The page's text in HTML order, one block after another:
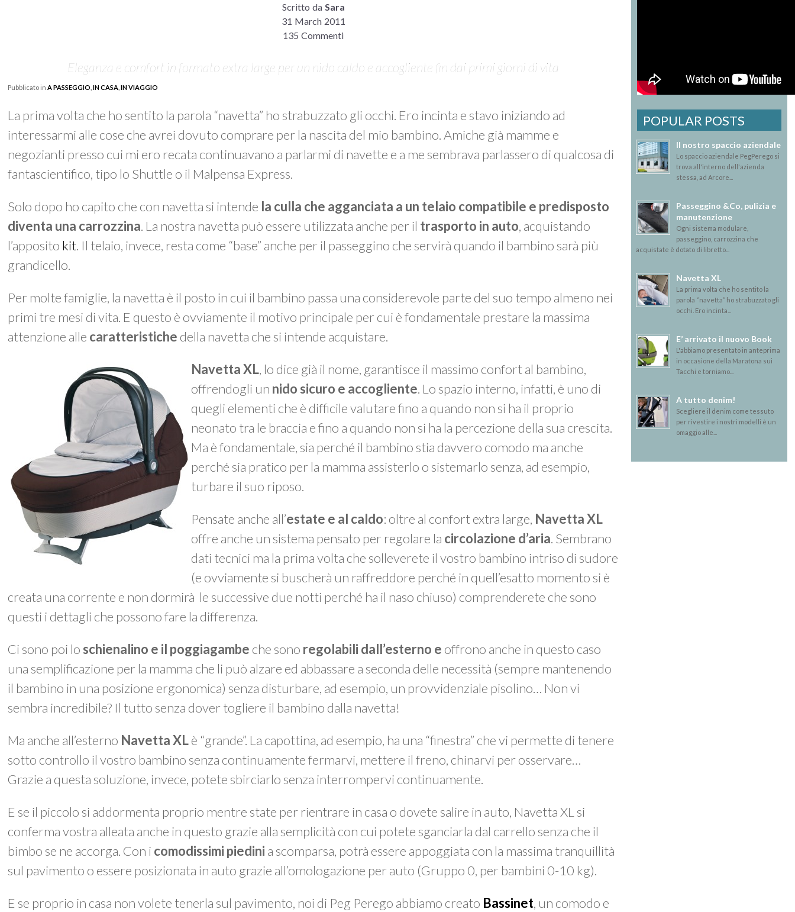
Scritto da Sara
31 March 2011
135 Commenti
Eleganza e comfort in formato extra large per un nido caldo e accogliente fin dai primi giorni di vita
Pubblicato inA PASSEGGIO ,IN CASA ,IN VIAGGIO
La prima volta che ho sentito la parola “navetta” ho strabuzzato gli occhi. Ero incinta e stavo iniziando ad
interessarmi alle cose che avrei dovuto comprare per la nascita del mio bambino. Amiche già mamme e
negozianti presso cui mi ero recata continuavano a parlarmi di navette e a me sembrava parlassero di qualcosa di
fantascientifico, tipo lo Shuttle o il Malpensa Express.
Solo dopo ho capito che con navetta si intende la culla che agganciata a un telaio compatibile e predisposto
diventa una carrozzina. La nostra navetta può essere utilizzata anche per il trasporto in auto, acquistando
l’apposito kit. Il telaio, invece, resta come “base” anche per il passeggino che servirà quando il bambino sarà più
grandicello.
Per molte famiglie, la navetta è il posto in cui il bambino passa una considerevole parte del suo tempo almeno nei
primi tre mesi di vita. E questo è ovviamente il motivo principale per cui è fondamentale prestare la massima
attenzione alle caratteristiche della navetta che si intende acquistare.
Navetta XL, lo dice già il nome, garantisce il massimo confort al bambino,
offrendogli un nido sicuro e accogliente. Lo spazio interno, infatti, è uno di
quegli elementi che è difficile valutare fino a quando non si ha il proprio
neonato tra le braccia e fino a quando non si ha la percezione della sua crescita.
Ma è fondamentale, sia perché il bambino stia davvero comodo ma anche
perché sia pratico per la mamma assisterlo o sistemarlo senza, ad esempio,
turbare il suo riposo.
Pensate anche all’estate e al caldo: oltre al confort extra large, Navetta XL
offre anche un sistema pensato per regolare la circolazione d’aria. Sembrano
dati tecnici ma la prima volta che solleverete il vostro bambino intriso di sudore
(e ovviamente si buscherà un raffreddore perché in quell’esatto momento si è
creata una corrente e non dormirà le successive due notti perché ha il naso chiuso) comprenderete che sono
questi i dettagli che possono fare la differenza.
Ci sono poi lo schienalino e il poggiagambe che sono regolabili dall’esterno e offrono anche in questo caso
una semplificazione per la mamma che li può alzare ed abbassare a seconda delle necessità (sempre mantenendo
il bambino in una posizione ergonomica) senza disturbare, ad esempio, un provvidenziale pisolino… Non vi
sembra incredibile? Il tutto senza dover togliere il bambino dalla navetta!
Ma anche all’esterno Navetta XLè “grande”. La capottina, ad esempio, ha una “finestra” che vi permette di tenere
sotto controllo il vostro bambino senza continuamente fermarvi, mettere il freno, chinarvi per osservare…
Grazie a questa soluzione, invece, potete sbirciarlo senza interrompervi continuamente.
E se il piccolo si addormenta proprio mentre state per rientrare in casa o dovete salire in auto, Navetta XL si
conferma vostra alleata anche in questo grazie alla semplicità con cui potete sganciarla dal carrello senza che il
bimbo se ne accorga. Con i comodissimi piedini a scomparsa, potrà essere appoggiata con la massima tranquillità
sul pavimento o essere posizionata in auto grazie all’omologazione per auto (Gruppo 0, per bambini 0-10 kg).
E se proprio in casa non volete tenerla sul pavimento, noi di Peg Perego abbiamo creato Bassinet, un comodo e
POPULAR POSTS
Il nostro spaccio aziendale
Lo spaccio aziendale PegPerego si
trova all'interno dell'azienda
stessa, ad Arcore...
Passeggino &Co, pulizia e
manutenzione
Ogni sistema modulare,
passeggino, carrozzina che
acquistate è dotato di libretto...
Navetta XL
La prima volta che ho sentito la
parola “navetta” ho strabuzzato gli
occhi. Ero incinta...
E’ arrivato il nuovo Book
L'abbiamo presentato in anteprima
in occasione della Maratona sui
Tacchi e torniamo...
A tutto denim!
Scegliere il denim come tessuto
per rivestire i nostri modelli è un
omaggio alle...